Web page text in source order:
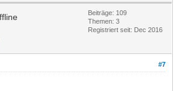
Beiträge: 109
Themen: 3
Registriert seit: Dec 2016
#7